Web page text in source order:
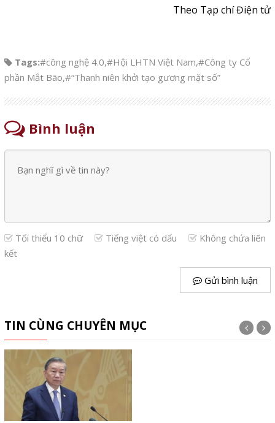
Theo Tạp chí Điện tử
Tags:#công nghệ 4.0,#Hội LHTN Việt Nam,#Công ty Cổ
phần Mắt Bão,#“Thanh niên khởi tạo gương mặt số”
Bình luận
Tối thiểu 10 chữ Tiếng việt có dấu
Không chứa liên
kết
Gửi bình luận
TIN CÙNG CHUYÊN MỤC